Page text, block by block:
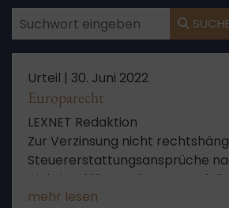
Urteil | 30. Juni 2022
Europarecht
LEXNET Redaktion
Zur Verzinsung nicht
Steuererstattungsansprüche
Nichtigerklärung des
Steuergesetzes – hier: kein
mehr lesen